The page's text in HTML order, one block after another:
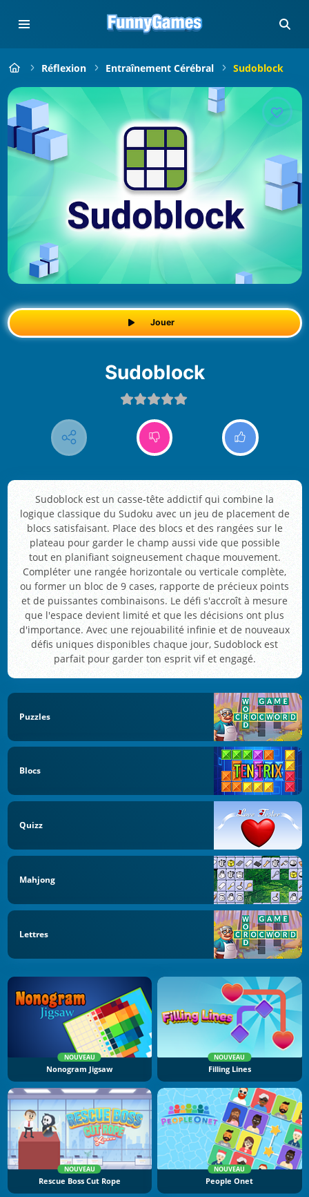
Réflexion Entraînement Cérébral Sudoblock
Jouer
Sudoblock
Sudoblock est un casse-tête addictif qui combine la
logique classique du Sudoku avec un jeu de placement de
blocs satisfaisant. Place des blocs et des rangées sur le
plateau pour garder le champ aussi vide que possible
tout en planifiant soigneusement chaque mouvement.
Compléter une rangée horizontale ou verticale complète,
ou former un bloc de 9 cases, rapporte de précieux points
et de puissantes combinaisons. Le défi s'accroît à mesure
que l'espace devient limité et que les décisions ont plus
d'importance. Avec une rejouabilité infinie et de nouveaux
défis uniques disponibles chaque jour, Sudoblock est
parfait pour garder ton esprit vif et engagé.
Puzzles
Blocs
Quizz
Mahjong
Lettres
NOUVEAU
Nonogram Jigsaw
NOUVEAU
Filling Lines
NOUVEAU
Rescue Boss Cut Rope
NOUVEAU
People Onet